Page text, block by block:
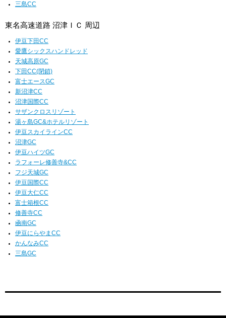
三島CC
東名高速道路 沼津ＩＣ 周辺
伊豆下田CC
愛鷹シックスハンドレッド
天城高原GC
下田CC(閉鎖)
富士エースGC
新沼津CC
沼津国際CC
サザンクロスリゾート
湯ヶ島GC&ホテルリゾート
伊豆スカイラインCC
沼津GC
伊豆ハイツGC
ラフォーレ修善寺&CC
フジ天城GC
伊豆国際CC
伊豆大仁CC
富士箱根CC
修善寺CC
凾南GC
伊豆にらやまCC
かんなみCC
三島GC